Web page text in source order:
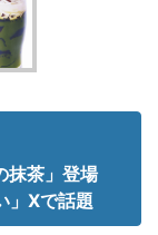
抹茶」登場
」Xで話題